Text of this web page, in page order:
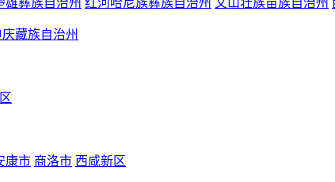
雄彝族自治州 红河哈尼族彝族自治州 文山壮族苗族自治州
藏族自治州
康市 商洛市 西咸新区